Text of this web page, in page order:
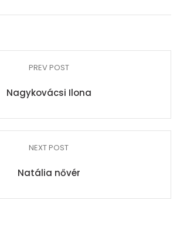
PREV POST
Nagykovácsi Ilona
NEXT POST
Natália nővér